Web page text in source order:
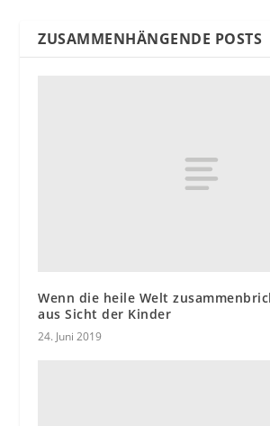
ZUSAMMENHÄNGENDE POSTS
Wenn die heile Welt
aus Sicht der Kinder
24. Juni 2019